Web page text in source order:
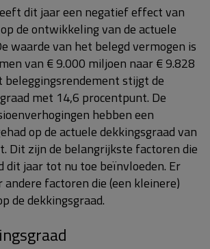
dit jaar een negatief effect van
de ontwikkeling van de actuele
waarde van het belegd vermogen is
van € 9.000 miljoen naar € 9.828
beleggingsrendement stijgt de
met 14,6 procentpunt. De
hebben een
op de actuele dekkingsgraad van
Dit zijn de belangrijkste factoren die
dit jaar tot nu toe beïnvloeden. Er
andere factoren die (een kleinere)
de dekkingsgraad.